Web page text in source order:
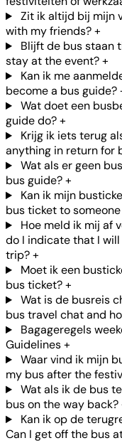
Zit ik altijd bij mijn
with my friends?+
Blijft de bus staan
stay at the event?+
Kan ik me
become a bus guide?
Wat doet een
guide do?+
Krijg ik iets terug
anything in return for
Wat als er geen
bus guide?+
Kan ik mijn
bus ticket to
Hoe meld ik mij af
do I indicate that I
trip?+
Moet ik een
bus ticket?+
Wat is de busreis
bus travel chat and
Bagageregels
Guidelines+
Waar vind ik mijn
my bus after the
Wat als ik de bus
bus on the way back?
Kan ik op de
Can I get off the bus